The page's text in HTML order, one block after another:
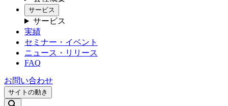
サービス
サービス
実績
セミナー・イベント
ニュース・リリース
FAQ
お問い合わせ
サイトの動き